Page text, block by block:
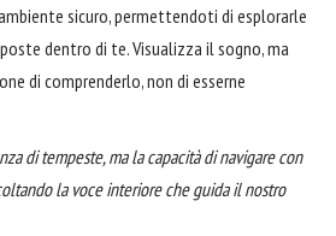
sicuro, permettendoti di esplorarle
dentro di te. Visualizza il sogno, ma
di comprenderlo, non di esserne
di tempeste, ma la capacità di navigare con
la voce interiore che guida il nostro